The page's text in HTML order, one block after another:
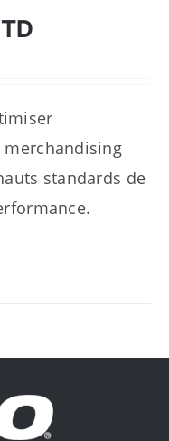
merchandising
standards de